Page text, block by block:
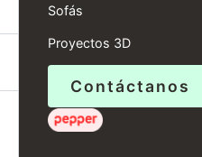
Sofás
Proyectos 3D
Contáctanos